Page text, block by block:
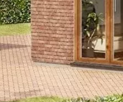
kornbeige
DF
szemcsézett barnás foltokkal
beltéri felületek trendi